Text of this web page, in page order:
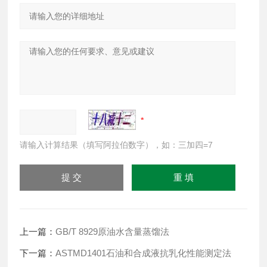
请输入计算结果（填写阿拉伯数字），如：三加四=7
上一篇：GB/T 8929原油水含量蒸馏法
下一篇：ASTMD1401石油和合成液抗乳化性能测定法